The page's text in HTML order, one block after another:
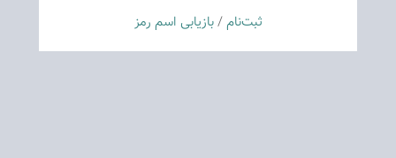
ثبت‌نام/بازیابی اسم رمز